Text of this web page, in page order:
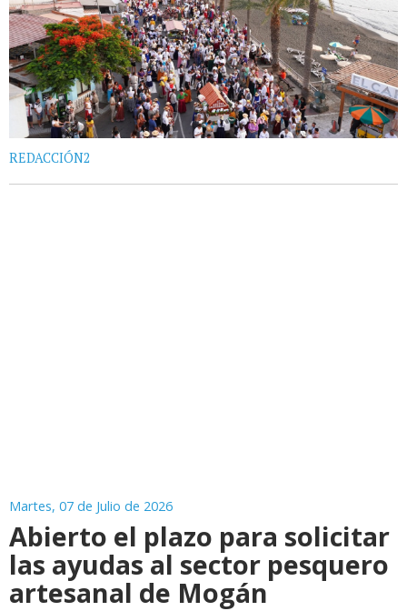
REDACCIÓN2
Martes, 07 de Julio de 2026
Abierto el plazo para solicitar
las ayudas al sector pesquero
artesanal de Mogán